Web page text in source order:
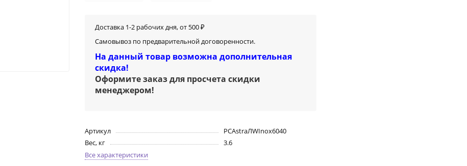
Доставка 1-2 рабочих дня, от 500 ₽
Самовывоз по предварительной договоренности.
На данный товар возможна дополнительная
скидка!
Оформите заказ для просчета скидки
менеджером!
Артикул
PCAstraЛWInox6040
Вес, кг
3.6
Все характеристики